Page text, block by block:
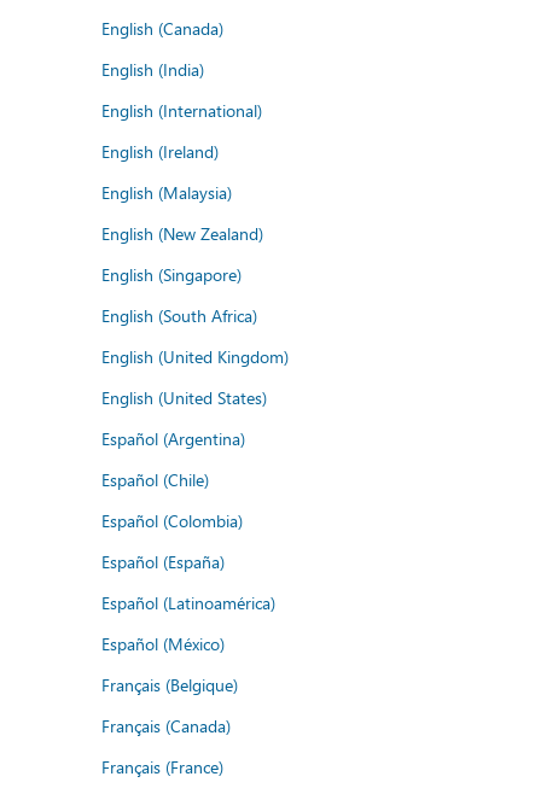
English (Canada)
English (India)
English (International)
English (Ireland)
English (Malaysia)
English (New Zealand)
English (Singapore)
English (South Africa)
English (United Kingdom)
English (United States)
Español (Argentina)
Español (Chile)
Español (Colombia)
Español (España)
Español (Latinoamérica)
Español (México)
Français (Belgique)
Français (Canada)
Français (France)